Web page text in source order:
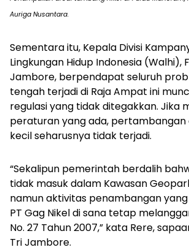
Auriga Nusantara.
Sementara itu, Kepala Divisi
Lingkungan Hidup Indonesia (Walhi),
Jambore, berpendapat seluruh
tengah terjadi di Raja Ampat ini
regulasi yang tidak ditegakkan. Jika
peraturan yang ada, pertambangan
kecil seharusnya tidak terjadi.
“Sekalipun pemerintah berdalih
tidak masuk dalam Kawasan
namun aktivitas penambangan
PT Gag Nikel di sana tetap
No. 27 Tahun 2007,” kata Rere,
Tri Jambore.